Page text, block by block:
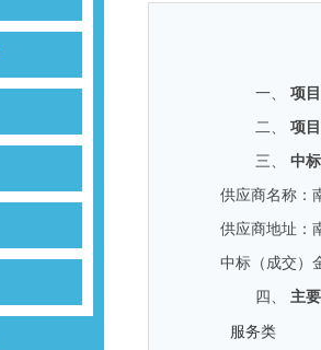
一、 项
二、 项
三、 中
供应商名称：
供应商地址：
中标（成交）
四、 主
服务类